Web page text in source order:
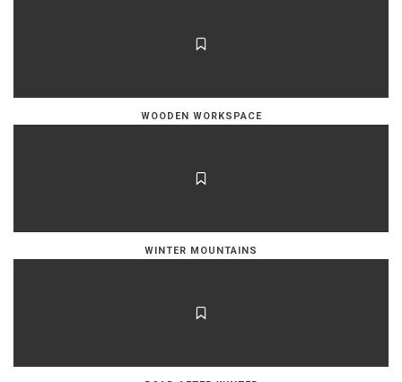
WOODEN WORKSPACE
WINTER MOUNTAINS